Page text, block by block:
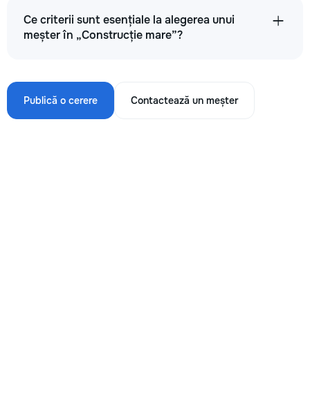
Ce criterii sunt esențiale la alegerea unui
meșter în „Construcție mare”?
Publică o cerere Contactează un meșter